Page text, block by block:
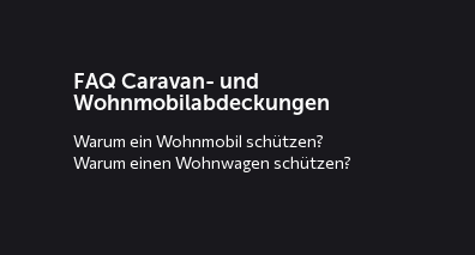
FAQ Caravan- und
Wohnmobilabdeckungen
Warum ein Wohnmobil schützen?
Warum einen Wohnwagen schützen?